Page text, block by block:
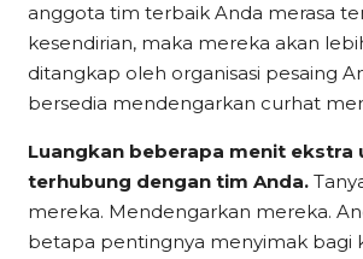
anggota tim terbaik Anda merasa
kesendirian, maka mereka akan
ditangkap oleh organisasi pesaing
bersedia mendengarkan curhat
Luangkan beberapa menit ekstra
terhubung dengan tim Anda.
mereka. Mendengarkan mereka.
betapa pentingnya menyimak bagi